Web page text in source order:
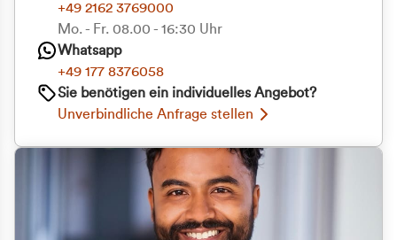
+49 2162 3769000
Mo. - Fr. 08.00 - 16:30 Uhr
Whatsapp
+49 177 8376058
Sie benötigen ein individuelles Angebot?
Unverbindliche Anfrage stellen